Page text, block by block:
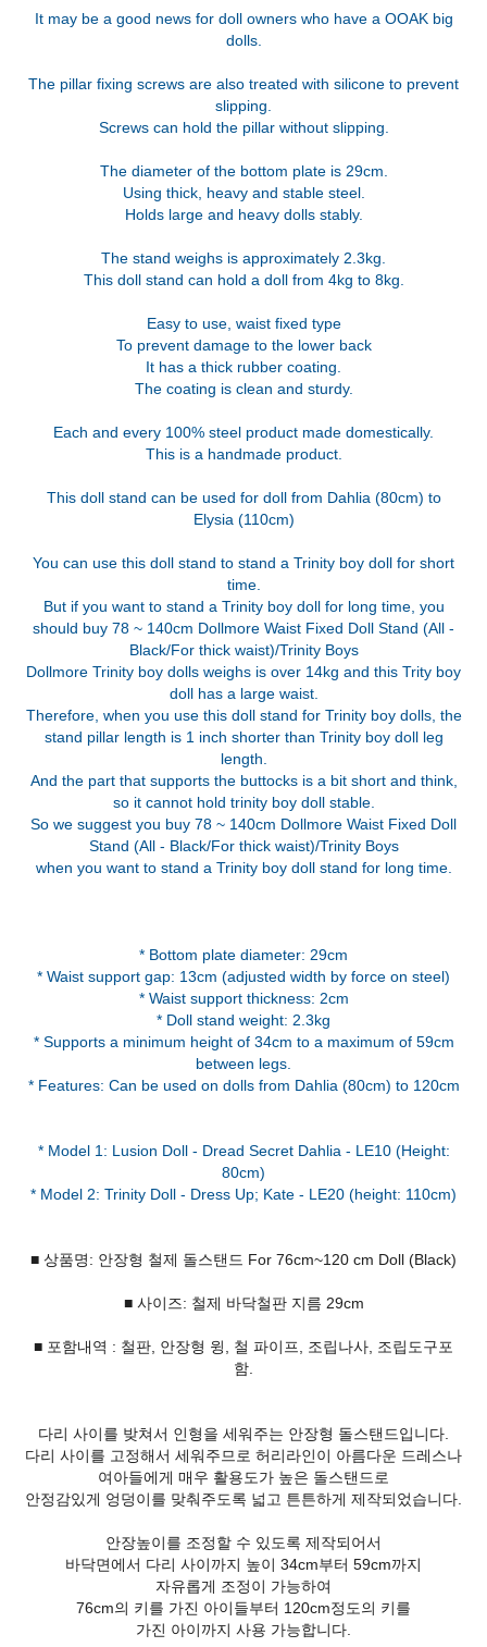
It may be a good news for doll owners who have a OOAK big
dolls.
The pillar fixing screws are also treated with silicone to prevent
slipping.
Screws can hold the pillar without slipping.
The diameter of the bottom plate is 29cm.
Using thick, heavy and stable steel.
Holds large and heavy dolls stably.
The stand weighs is approximately 2.3kg.
This doll stand can hold a doll from 4kg to 8kg.
Easy to use, waist fixed type
To prevent damage to the lower back
It has a thick rubber coating.
The coating is clean and sturdy.
Each and every 100% steel product made domestically.
This is a handmade product.
This doll stand can be used for doll from Dahlia (80cm) to
Elysia (110cm)
You can use this doll stand to stand a Trinity boy doll for short
time.
But if you want to stand a Trinity boy doll for long time, you
should buy 78 ~ 140cm Dollmore Waist Fixed Doll Stand (All -
Black/For thick waist)/Trinity Boys
Dollmore Trinity boy dolls weighs is over 14kg and this Trity boy
doll has a large waist.
Therefore, when you use this doll stand for Trinity boy dolls, the
stand pillar length is 1 inch shorter than Trinity boy doll leg
length.
And the part that supports the buttocks is a bit short and think,
so it cannot hold trinity boy doll stable.
So we suggest you buy 78 ~ 140cm Dollmore Waist Fixed Doll
Stand (All - Black/For thick waist)/Trinity Boys
when you want to stand a Trinity boy doll stand for long time.
* Bottom plate diameter: 29cm
* Waist support gap: 13cm (adjusted width by force on steel)
* Waist support thickness: 2cm
* Doll stand weight: 2.3kg
* Supports a minimum height of 34cm to a maximum of 59cm
between legs.
* Features: Can be used on dolls from Dahlia (80cm) to 120cm
* Model 1: Lusion Doll - Dread Secret Dahlia - LE10 (Height:
80cm)
■ 상품명: 안장형 철제 돌스탠드 For 76cm~120 cm Doll (Black)
■ 사이즈: 철제 바닥철판 지름 29cm
■ 포함내역 : 철판, 안장형 윙, 철 파이프, 조립나사, 조립도구포
함.
다리 사이를 밪쳐서 인형을 세워주는 안장형 돌스탠드입니다.
다리 사이를 고정해서 세워주므로 허리라인이 아름다운 드레스나
여아들에게 매우 활용도가 높은 돌스탠드로
안정감있게 엉덩이를 맞춰주도록 넓고 튼튼하게 제작되었습니다.
안장높이를 조정할 수 있도록 제작되어서
바닥면에서 다리 사이까지 높이 34cm부터 59cm까지
자유롭게 조정이 가능하여
76cm의 키를 가진 아이들부터 120cm정도의 키를
가진 아이까지 사용 가능합니다.